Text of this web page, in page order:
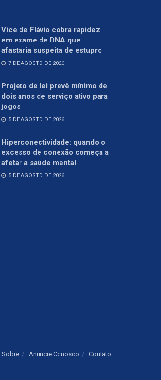
Vice de Flávio cobra rapidez
em exame de DNA que
afastaria suspeita de estupro
7 DE AGOSTO DE 2026
Projeto de lei prevê mínimo de
dois anos de serviço ativo para
jogos
5 DE AGOSTO DE 2026
Hiperconectividade: quando o
excesso de conexão começa a
afetar a saúde mental
5 DE AGOSTO DE 2026
Sobre Anuncie Conosco Contato